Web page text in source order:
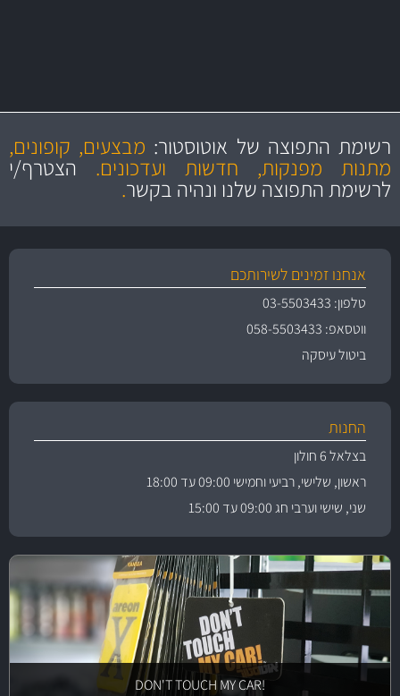
מקצועיות
ושירות מצויין
מחירים
הוגנים
והיצע מוצרים איכותירשימת התפוצה של אוטוסטור: מבצעים, קופונים,
מתנות מפנקות, חדשות ועדכונים.הצטרף/י
לרשימת התפוצה שלנו ונהיה בקשר.
אנחנו זמינים לשירותכם
טלפון: 03-5503433
ווטסאפ: 058-5503433
ביטול עיסקה
החנות
בצלאל 6 חולון
ראשון, שלישי, רביעי וחמישי 09:00 עד 18:00
שני, שישי וערבי חג 09:00 עד 15:00
!DON'T TOUCH MY CAR